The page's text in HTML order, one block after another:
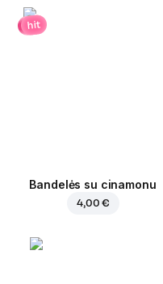
hit
Bandelės su cinamonu
4,00 €